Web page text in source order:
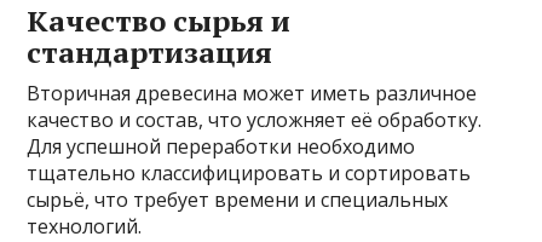
Качество сырья и
стандартизация
Вторичная древесина может иметь различное
качество и состав, что усложняет её обработку.
Для успешной переработки необходимо
тщательно классифицировать и сортировать
сырьё, что требует времени и специальных
технологий.